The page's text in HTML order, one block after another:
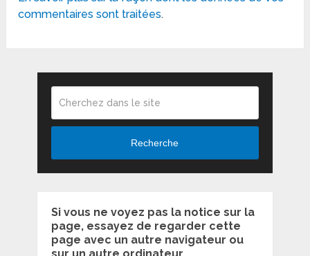
commentaires sont traitées.
Recherche
Si vous ne voyez pas la notice sur la
page, essayez de regarder cette
page avec un autre navigateur ou